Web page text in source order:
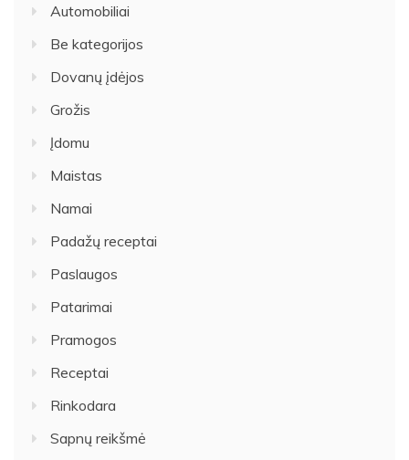
Automobiliai
Be kategorijos
Dovanų įdėjos
Grožis
Įdomu
Maistas
Namai
Padažų receptai
Paslaugos
Patarimai
Pramogos
Receptai
Rinkodara
Sapnų reikšmė